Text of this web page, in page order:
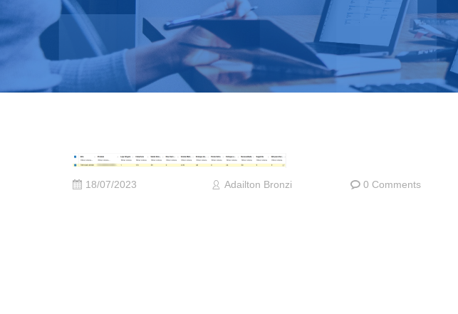
18/07/2023 Adailton Bronzi 0 Comments